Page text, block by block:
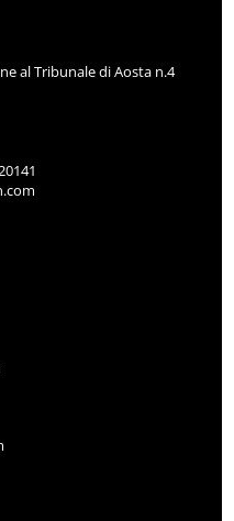
al Tribunale di Aosta n.4